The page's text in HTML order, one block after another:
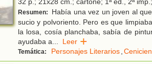
32 p.; 21x28 cm.; cartoné; 1ª ed., 2ª
Resumen:
Había una vez un joven al
sucio y polvoriento. Pero es que
la losa, cosía planchaba, sabía de
ayudaba a... Leer
Temática: Personajes Literarios,